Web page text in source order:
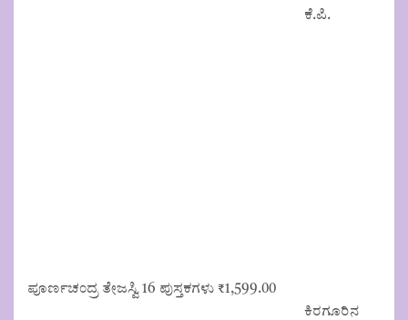
ಕೆ.ಪಿ.
ಪೂರ್ಣಚಂದ್ರ ತೇಜಸ್ವಿ 16 ಪುಸ್ತಕಗಳು ₹1,599.00
ಕಿರಗೂರಿನ